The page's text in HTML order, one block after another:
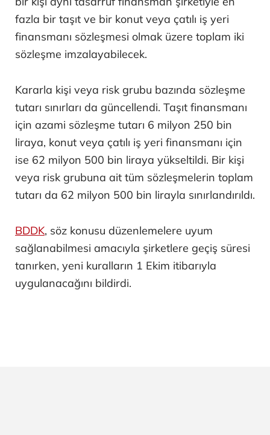
fazla bir taşıt ve bir konut veya çatılı iş yeri
finansmanı sözleşmesi olmak üzere toplam iki
sözleşme imzalayabilecek.
Kararla kişi veya risk grubu bazında sözleşme
tutarı sınırları da güncellendi. Taşıt finansmanı
için azami sözleşme tutarı 6 milyon 250 bin
liraya, konut veya çatılı iş yeri finansmanı için
ise 62 milyon 500 bin liraya yükseltildi. Bir kişi
veya risk grubuna ait tüm sözleşmelerin toplam
tutarı da 62 milyon 500 bin lirayla sınırlandırıldı.
BDDK, söz konusu düzenlemelere uyum
sağlanabilmesi amacıyla şirketlere geçiş süresi
tanırken, yeni kuralların 1 Ekim itibarıyla
uygulanacağını bildirdi.